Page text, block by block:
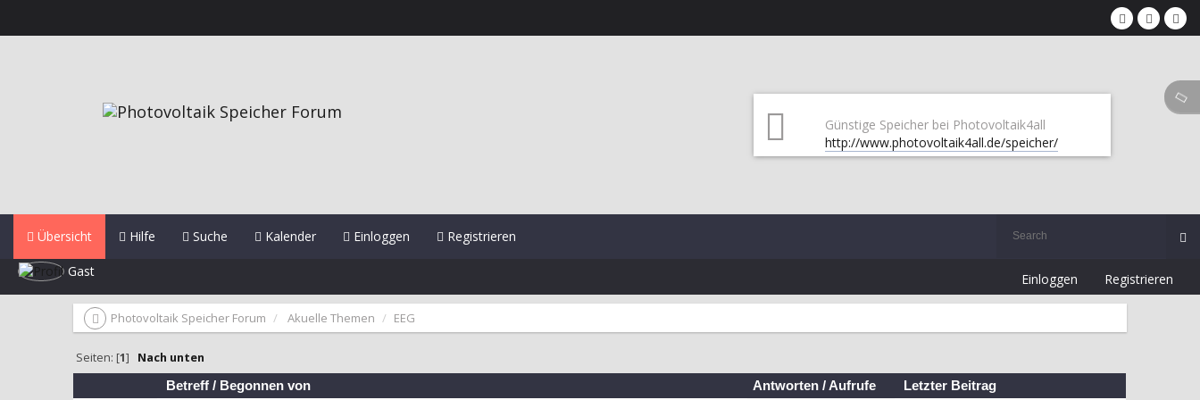
Günstige Speicher bei Photovoltaik4all
http://www.photovoltaik4all.de/speicher/
Übersicht Hilfe Suche Kalender Einloggen Registrieren
Gast Einloggen Registrieren
Photovoltaik Speicher Forum Akuelle Themen EEG
Seiten: [1] Nach unten
Betreff / Begonnen von Antworten /Aufrufe Letzter Beitrag